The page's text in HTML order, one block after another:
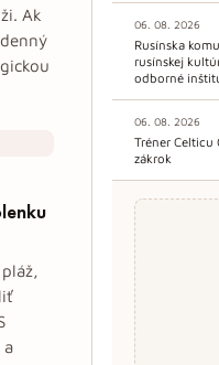
Ak
a
06. 08. 2026
Rusínska
rusínskej
odborné
06. 08. 2026
Tréner
zákrok